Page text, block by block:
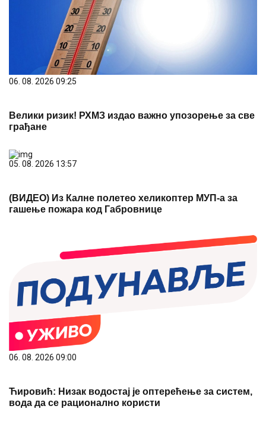
06. 08. 2026 09:25
Велики ризик! РХМЗ издао важно упозорење за све
грађане
05. 08. 2026 13:57
(ВИДЕО) Из Калне полетео хеликоптер МУП-а за
гашење пожара код Габровнице
06. 08. 2026 09:00
Ћировић: Низак водостај је оптерећење за систем,
вода да се рационално користи